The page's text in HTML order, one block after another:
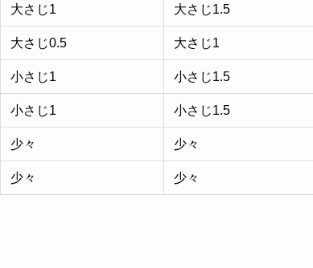
大さじ1 大さじ1.5
大さじ0.5 大さじ1
小さじ1 小さじ1.5
小さじ1 小さじ1.5
少々 少々
少々 少々